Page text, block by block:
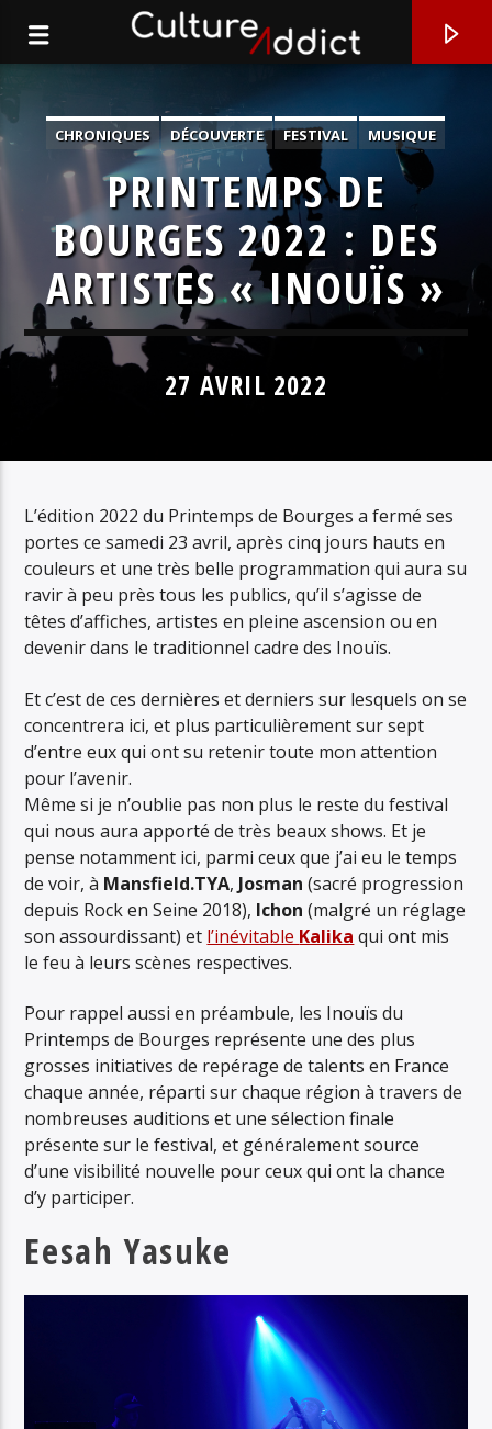
CHANSON TRISTE
CHRONIQUES DÉCOUVERTE FESTIVAL
MUSIQUE
ZOOM
PRINTEMPS DE
BOURGES 2022 : DES
ARTISTES « INOUÏS »
27 AVRIL 2022
L’édition 2022 du Printemps de Bourges a fermé ses
portes ce samedi 23 avril, après cinq jours hauts en
couleurs et une très belle programmation qui aura su
ravir à peu près tous les publics, qu’il s’agisse de
têtes d’affiches, artistes en pleine ascension ou en
devenir dans le traditionnel cadre des Inouïs.
Et c’est de ces dernières et derniers sur lesquels on se
concentrera ici, et plus particulièrement sur sept
d’entre eux qui ont su retenir toute mon attention
pour l’avenir.
Même si je n’oublie pas non plus le reste du festival
qui nous aura apporté de très beaux shows. Et je
pense notamment ici, parmi ceux que j’ai eu le temps
de voir, à Mansfield.TYA, Josman (sacré progression
depuis Rock en Seine 2018), Ichon (malgré un réglage
son assourdissant) et l’inévitable Kalika qui ont mis
le feu à leurs scènes respectives.
Pour rappel aussi en préambule, les Inouïs du
Printemps de Bourges représente une des plus
grosses initiatives de repérage de talents en France
chaque année, réparti sur chaque région à travers de
nombreuses auditions et une sélection finale
présente sur le festival, et généralement source
d’une visibilité nouvelle pour ceux qui ont la chance
d’y participer.
Eesah Yasuke